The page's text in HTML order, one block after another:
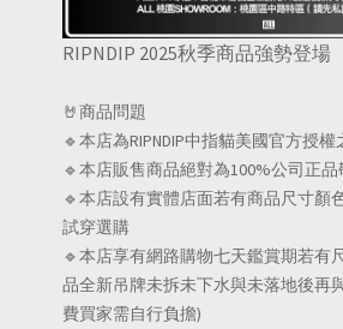
RIPNDIP 2025秋季商品強勢登場
🤘商品問題
🔹本店為RIPNDIP中指貓美國官方授
🔹本店販售商品絕對為100%公司正
🔹本店設有實體店面若有商品尺寸顏
試穿選購
🔹本店享有網路購物七天鑑賞期若有
品全新吊牌未拆未下水與未落地後再
費買家需自行負擔)